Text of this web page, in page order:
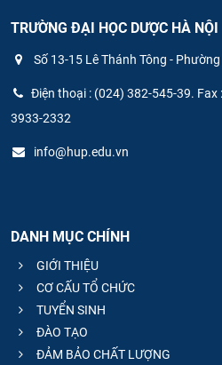
TRƯỜNG ĐẠI HỌC DƯỢC HÀ NỘI
Số 13-15 Lê Thánh Tông -
Điện thoại : (024) 382-545-39.
3933-2332
info@hup.edu.vn
DANH MỤC CHÍNH
GIỚI THIỆU
CƠ CẤU TỔ CHỨC
TUYỂN SINH
ĐÀO TẠO
ĐẢM BẢO CHẤT LƯỢNG